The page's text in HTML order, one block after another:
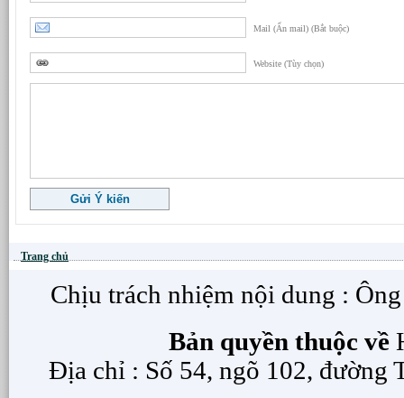
Mail (Ẩn mail) (Bắt buộc)
Website (Tùy chọn)
Trang chủ
Chịu trách nhiệm nội dung :
Bản quyền thuộc về
Địa chỉ : Số 54, ngõ 102, đường